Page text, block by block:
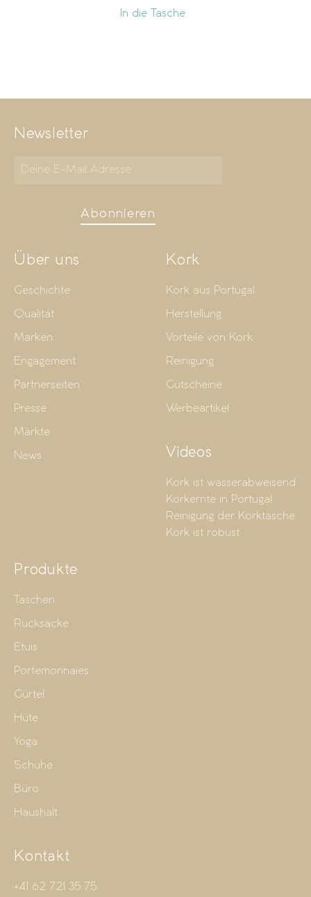
In die Tasche
Newsletter
Abonnieren
Über uns
Geschichte
Qualität
Marken
Engagement
Partnerseiten
Presse
Märkte
News
Kork
Kork aus Portugal
Herstellung
Vorteile von Kork
Reinigung
Gutscheine
Werbeartikel
Videos
Kork ist wasserabweisend
Korkernte in Portugal
Reinigung der Korktasche
Kork ist robust
Produkte
Taschen
Rucksäcke
Etuis
Portemonnaies
Gürtel
Hüte
Yoga
Schuhe
Büro
Haushalt
Kontakt
+41 62 721 35 75